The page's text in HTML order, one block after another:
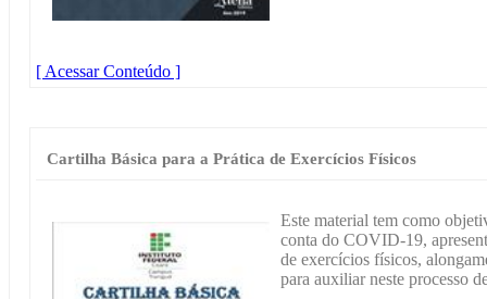
[ Acessar Conteúdo ]
Cartilha Básica para a Prática de Exercícios Físicos
Este material tem como
conta do COVID-19,
de exercícios físicos,
para auxiliar neste processo